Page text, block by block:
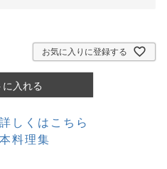
お気に入りに登録する
に入れる
しくはこちら
料理集